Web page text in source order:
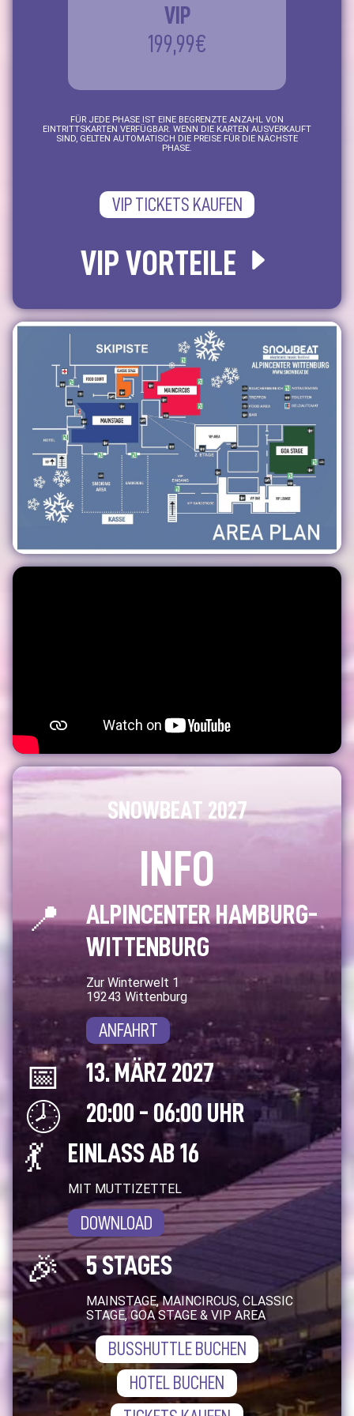
VIP
199,99€
FÜR JEDE PHASE IST EINE BEGRENZTE ANZAHL VON
EINTRITTSKARTEN VERFÜGBAR. WENN DIE KARTEN AUSVERKAUFT
SIND, GELTEN AUTOMATISCH DIE PREISE FÜR DIE NÄCHSTE
PHASE.
VIP TICKETS KAUFEN
VIP VORTEILE
SNOWBEAT 2027
INFO
📍
ALPINCENTER HAMBURG-
WITTENBURG
Zur Winterwelt 1
19243 Wittenburg
ANFAHRT
📅 13. MÄRZ 2027
🕗 20:00 - 06:00 UHR
💃 EINLASS AB 16
MIT MUTTIZETTEL
DOWNLOAD
🎉 5 STAGES
MAINSTAGE, MAINCIRCUS, CLASSIC
STAGE, GOA STAGE & VIP AREA
BUSSHUTTLE BUCHEN
HOTEL BUCHEN